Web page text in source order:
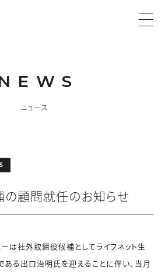
ニュース
顧問就任のお知らせ
は社外取締役候補としてライフネット生
る出口治明氏を迎えることに伴い、当月